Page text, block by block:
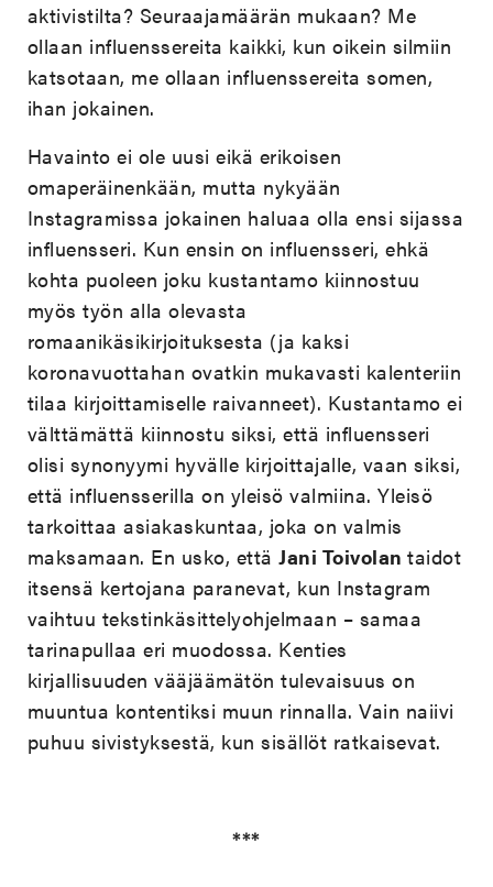
aktivistilta? Seuraajamäärän mukaan? Me
ollaan influenssereita kaikki, kun oikein silmiin
katsotaan, me ollaan influenssereita somen,
ihan jokainen.
Havainto ei ole uusi eikä erikoisen
omaperäinenkään, mutta nykyään
Instagramissa jokainen haluaa olla ensi sijassa
influensseri. Kun ensin on influensseri, ehkä
kohta puoleen joku kustantamo kiinnostuu
myös työn alla olevasta
romaanikäsikirjoituksesta (ja kaksi
koronavuottahan ovatkin mukavasti kalenteriin
tilaa kirjoittamiselle raivanneet). Kustantamo ei
välttämättä kiinnostu siksi, että influensseri
olisi synonyymi hyvälle kirjoittajalle, vaan siksi,
että influensserilla on yleisö valmiina. Yleisö
tarkoittaa asiakaskuntaa, joka on valmis
maksamaan. En usko, ettäJani Toivolantaidot
itsensä kertojana paranevat, kun Instagram
vaihtuu tekstinkäsittelyohjelmaan – samaa
tarinapullaa eri muodossa. Kenties
kirjallisuuden vääjäämätön tulevaisuus on
muuntua kontentiksi muun rinnalla. Vain naiivi
puhuu sivistyksestä, kun sisällöt ratkaisevat.
***